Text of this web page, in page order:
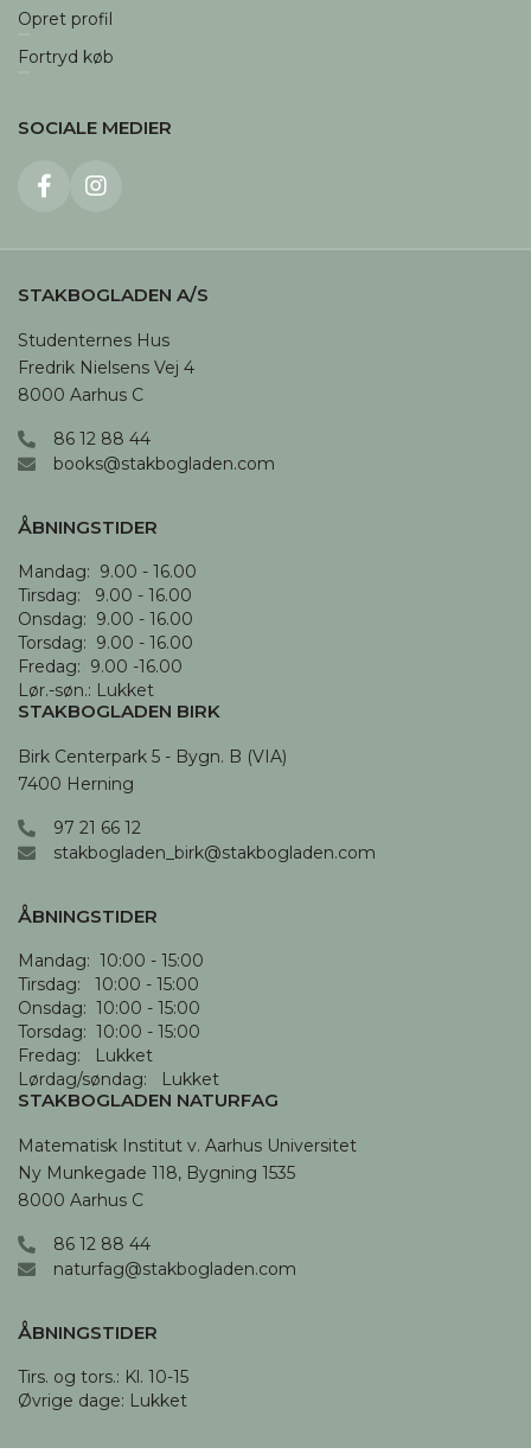
Opret profil
Fortryd køb
SOCIALE MEDIER
STAKBOGLADEN A/S
Studenternes Hus
Fredrik Nielsens Vej 4
8000 Aarhus C
86 12 88 44
books@stakbogladen.com
ÅBNINGSTIDER
Mandag:  9.00 - 16.00
Tirsdag:   9.00 - 16.00
Onsdag:  9.00 - 16.00
Torsdag:  9.00 - 16.00
Fredag:  9.00 -16.00
Lør.-søn.: Lukket
STAKBOGLADEN BIRK
Birk Centerpark 5 - Bygn. B (VIA)
7400 Herning
97 21 66 12
stakbogladen_birk@stakbogladen.com
ÅBNINGSTIDER
Mandag:  10:00 - 15:00
Tirsdag:   10:00 - 15:00
Onsdag:  10:00 - 15:00
Torsdag:  10:00 - 15:00
Fredag:   Lukket
Lørdag/søndag:   Lukket
STAKBOGLADEN NATURFAG
Matematisk Institut v. Aarhus Universitet
Ny Munkegade 118, Bygning 1535
8000 Aarhus C
86 12 88 44
naturfag@stakbogladen.com
ÅBNINGSTIDER
Tirs. og tors.: Kl. 10-15
Øvrige dage: Lukket